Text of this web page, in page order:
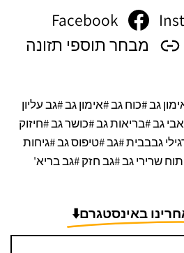
Facebook
מבחר תוספי תזונה
גב #כוח גב #אימון גב #גב עליון
גב #בריאות גב #כושר גב #חיזוק
גבבבית #גב #טיפוס גב #גיחות
שרירי גב #גב חזק #גב בריא'
באינסטגרם⬇️